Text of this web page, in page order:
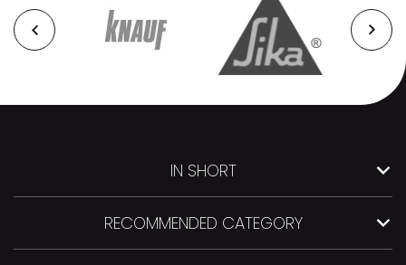
IN SHORT
RECOMMENDED CATEGORY